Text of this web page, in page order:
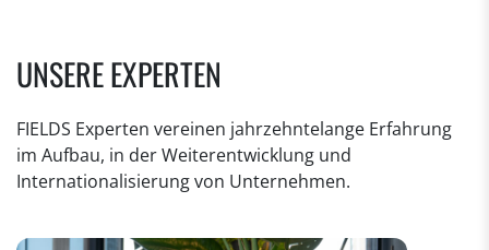
UNSERE EXPERTEN
FIELDS Experten vereinen jahrzehntelange Erfahrung
im Aufbau, in der Weiterentwicklung und
Internationalisierung von Unternehmen.